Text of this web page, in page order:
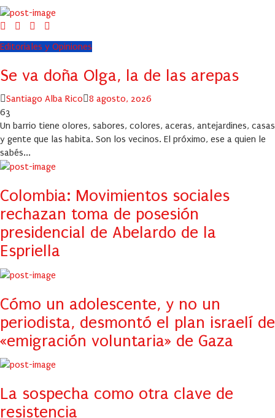
Editoriales y Opiniones
Se va doña Olga, la de las arepas
Author
Santiago Alba Rico
Posted
8 agosto, 2026
63
Un barrio tiene olores, sabores, colores, aceras, antejardines, casas
y gente que las habita. Son los vecinos. El próximo, ese a quien le
sabés...
Colombia: Movimientos sociales
rechazan toma de posesión
presidencial de Abelardo de la
Espriella
Cómo un adolescente, y no un
periodista, desmontó el plan israelí de
«emigración voluntaria» de Gaza
La sospecha como otra clave de
resistencia